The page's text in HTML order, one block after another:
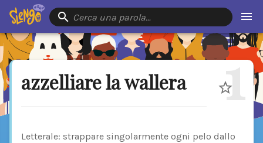
Cerca una parola…
azzelliare la wallera 1
Letterale: strappare singolarmente ogni pelo dallo